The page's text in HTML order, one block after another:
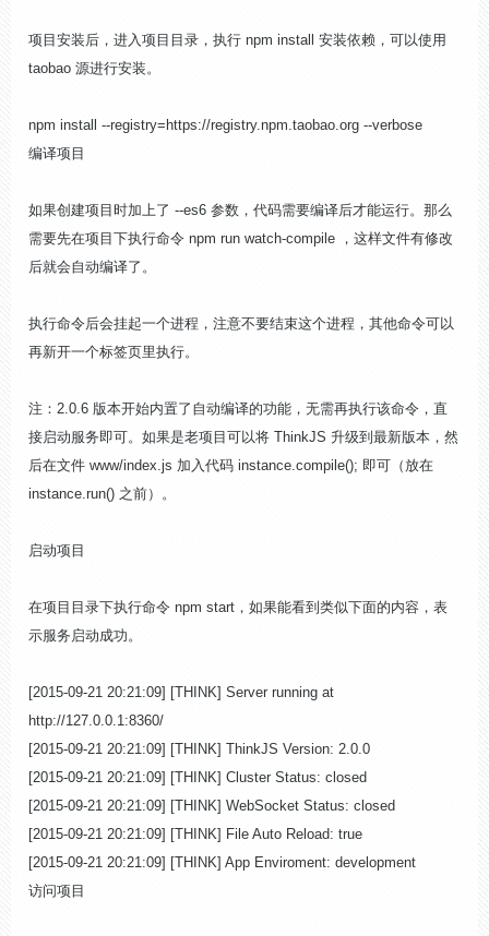
项目安装后，进入项目目录，执行 npm install 安装依赖，可以使用
taobao 源进行安装。
npm install --registry=https://registry.npm.taobao.org --verbose
编译项目
如果创建项目时加上了 --es6 参数，代码需要编译后才能运行。那么
需要先在项目下执行命令 npm run watch-compile ，这样文件有修改
后就会自动编译了。
执行命令后会挂起一个进程，注意不要结束这个进程，其他命令可以
再新开一个标签页里执行。
注：2.0.6 版本开始内置了自动编译的功能，无需再执行该命令，直
接启动服务即可。如果是老项目可以将 ThinkJS 升级到最新版本，然
后在文件 www/index.js 加入代码 instance.compile(); 即可（放在
instance.run() 之前）。
启动项目
在项目目录下执行命令 npm start，如果能看到类似下面的内容，表
示服务启动成功。
[2015-09-21 20:21:09] [THINK] Server running at
http://127.0.0.1:8360/
[2015-09-21 20:21:09] [THINK] ThinkJS Version: 2.0.0
[2015-09-21 20:21:09] [THINK] Cluster Status: closed
[2015-09-21 20:21:09] [THINK] WebSocket Status: closed
[2015-09-21 20:21:09] [THINK] File Auto Reload: true
[2015-09-21 20:21:09] [THINK] App Enviroment: development
访问项目